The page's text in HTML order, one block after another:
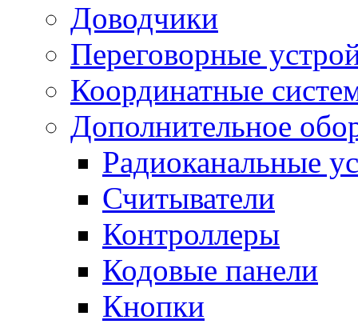
Доводчики
Переговорные
Координатные
Дополнительное
Радиоканальные
Считыватели
Контроллеры
Кодовые панели
Кнопки